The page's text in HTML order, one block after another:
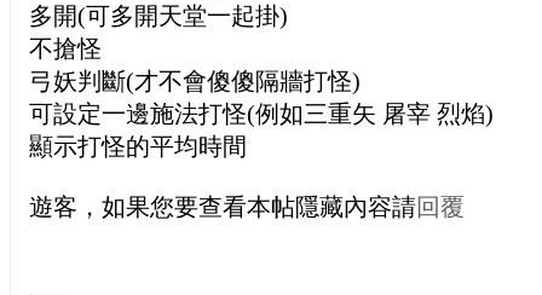
多開(可多開天堂一起掛)
不搶怪
弓妖判斷(才不會傻傻隔牆打怪)
可設定一邊施法打怪(例如三重矢 屠宰 烈焰)
顯示打怪的平均時間
遊客，如果您要查看本帖隱藏內容請回覆